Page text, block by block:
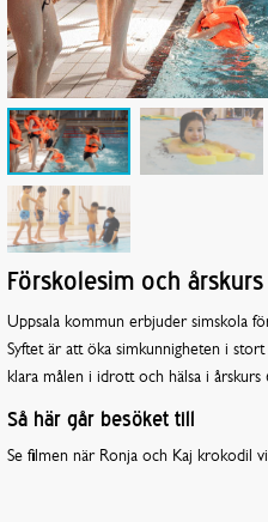
Förskolesim och årskurs
Uppsala kommun erbjuder simskola
Syftet är att öka simkunnigheten i
klara målen i idrott och hälsa i årskurs
Så här går besöket till
Se filmen när Ronja och Kaj krokodil